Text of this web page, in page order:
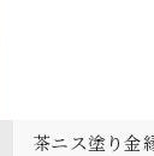
茶ニス塗り金